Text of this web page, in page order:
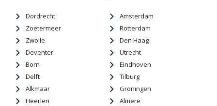
Dordrecht
Zoetermeer
Zwolle
Deventer
Born
Delft
Alkmaar
Heerlen
Amsterdam
Rotterdam
Den Haag
Utrecht
Eindhoven
Tilburg
Groningen
Almere